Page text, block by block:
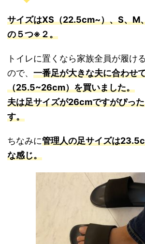
サイズはXS（22.5cm~）、S、M
の５つ※２。
トイレに置くなら家族全員が履け
ので、 一番足が大きな夫に合わせ
（25.5~26cm）を買いました。
夫は足サイズが26cmですがぴっ
す。
ちなみに管理人の足サイズは
な感じ。